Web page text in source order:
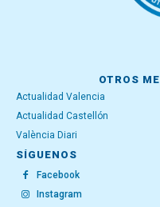
OTROS
Actualidad Valencia
Actualidad Castellón
València Diari
SÍGUENOS
Facebook
Instagram